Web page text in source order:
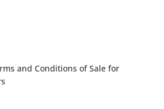
and Conditions of Sale for